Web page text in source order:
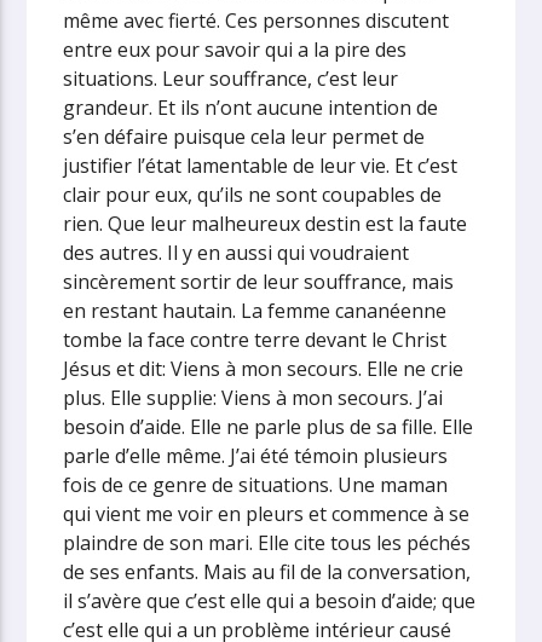
même avec fierté. Ces personnes discutent
entre eux pour savoir qui a la pire des
situations. Leur souffrance, c’est leur
grandeur. Et ils n’ont aucune intention de
s’en défaire puisque cela leur permet de
justifier l’état lamentable de leur vie. Et c’est
clair pour eux, qu’ils ne sont coupables de
rien. Que leur malheureux destin est la faute
des autres. Il y en aussi qui voudraient
sincèrement sortir de leur souffrance, mais
en restant hautain. La femme cananéenne
tombe la face contre terre devant le Christ
Jésus et dit: Viens à mon secours. Elle ne crie
plus. Elle supplie: Viens à mon secours. J’ai
besoin d’aide. Elle ne parle plus de sa fille. Elle
parle d’elle même. J’ai été témoin plusieurs
fois de ce genre de situations. Une maman
qui vient me voir en pleurs et commence à se
plaindre de son mari. Elle cite tous les péchés
de ses enfants. Mais au fil de la conversation,
il s’avère que c’est elle qui a besoin d’aide; que
c’est elle qui a un problème intérieur causé